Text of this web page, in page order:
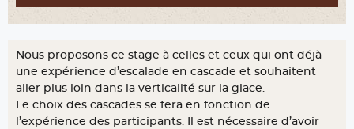
Nous proposons ce stage à celles et ceux qui ont déjà
une expérience d’escalade en cascade et souhaitent
aller plus loin dans la verticalité sur la glace.
Le choix des cascades se fera en fonction de
l’expérience des participants. Il est nécessaire d’avoir